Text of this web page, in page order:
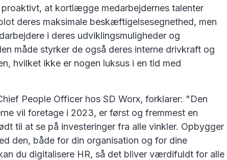
proaktivt, at kortlægge medarbejdernes talenter
deres maksimale beskæftigelsesegnethed, men
i deres udviklingsmuligheder og
måde styrker de også deres interne drivkraft og
hvilket ikke er nogen luksus i en tid med
People Officer hos SD Worx, forklarer: "Den
vil foretage i 2023, er først og fremmest en
til at se på investeringer fra alle vinkler. Opbygger
den, både for din organisation og for dine
du digitalisere HR, så det bliver værdifuldt for alle